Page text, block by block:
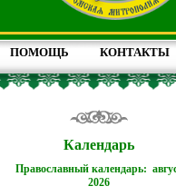
ПОМОЩЬ КОНТАКТЫ
Календарь
Православный календарь:
2026